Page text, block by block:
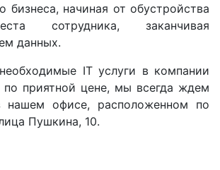
бизнеса, начиная от обустройства
сотрудника, заканчивая
данных.
IT услуги в компании
по приятной цене, мы всегда ждем
нашем офисе, расположенном по
Пушкина, 10.